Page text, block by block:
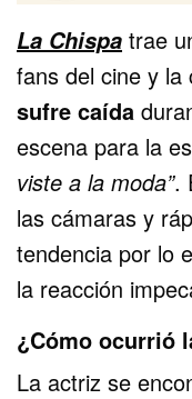
La Chispa trae
fans del cine y la
sufre caída
escena para la
viste a la moda”.
las cámaras y
tendencia por lo
la reacción
¿Cómo ocurrió
La actriz se